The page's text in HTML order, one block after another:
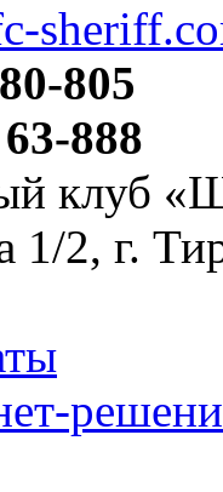
80-805
63-888
клуб
1/2, г.